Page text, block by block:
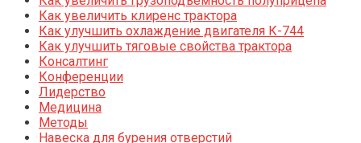
Как увеличить клиренс трактора
Как улучшить охлаждение двигателя К-744
Как улучшить тяговые свойства трактора
Консалтинг
Конференции
Лидерство
Медицина
Методы
Навеска для бурения отверстий